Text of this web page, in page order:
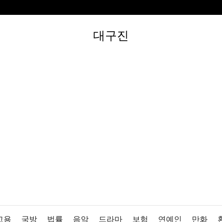
대구진
용 국방 법률 음악 드라마 보험 연예인 만화